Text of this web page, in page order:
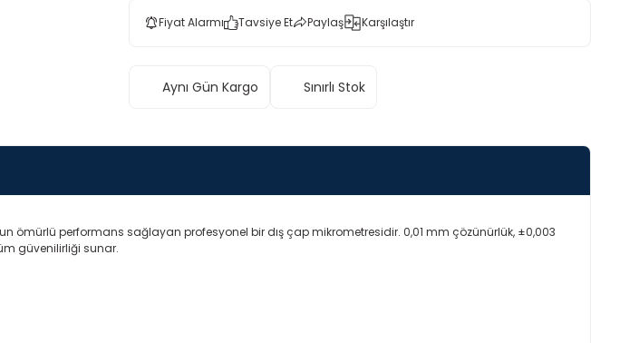
Fiyat Alarmı Tavsiye Et Paylaş Karşılaştır
Aynı Gün Kargo Sınırlı Stok
ömürlü performans sağlayan profesyonel bir dış çap mikrometresidir. 0,01 mm çözünürlük, ±0,003
güvenilirliği sunar.